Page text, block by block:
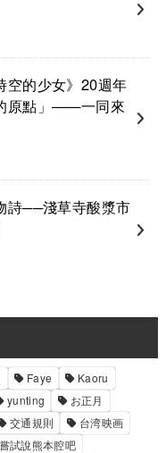
空的少女》20週年
原點」——一同來
詩──淺草寺酸漿市
Faye
Kaoru
yunting
お正月
交通規則
台湾映画
嘗試說熊本腔吧